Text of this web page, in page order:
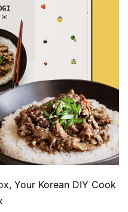
Your Korean DIY Cook